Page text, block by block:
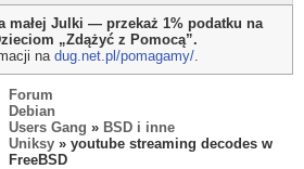
małej Julki — przekaż 1% podatku na
„Zdążyć z Pomocą”.
na dug.net.pl/pomagamy/.
Forum
Debian
Users Gang » BSD i inne
Uniksy » youtube streaming decodes w
FreeBSD